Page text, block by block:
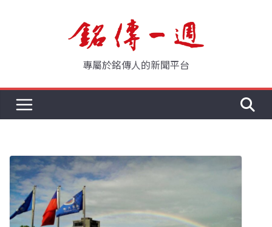
專屬於銘傳人的新聞平台